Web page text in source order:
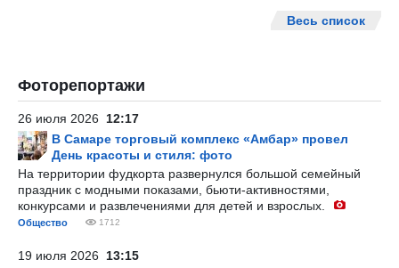
Весь список
Фоторепортажи
26 июля 2026 12:17
В Самаре торговый комплекс «Амбар» провел
День красоты и стиля: фото
На территории фудкорта развернулся большой семейный
праздник с модными показами, бьюти-активностями,
конкурсами и развлечениями для детей и взрослых.
Общество 1712
19 июля 2026 13:15